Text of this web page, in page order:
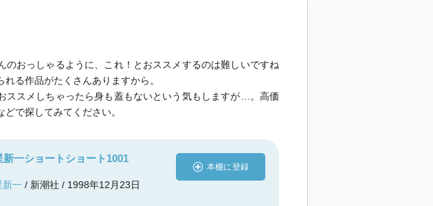
のおっしゃるように、これ！とおススメするのは難しいですね
れる作品がたくさんありますから。
ススメしちゃったら身も蓋もないという気もしますが…。高価
で探してみてください。
新一ショートショート1001
新一 / 新潮社 / 1998年12月23日
本棚に登録